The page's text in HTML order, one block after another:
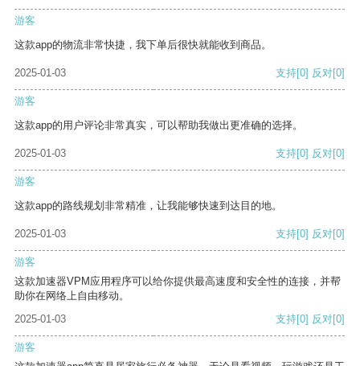
游客
这款app的物流非常快捷，我下单后很快就能收到商品。
2025-01-03 支持[0] 反对[0]
游客
这款app的用户评论非常真实，可以帮助我做出更准确的选择。
2025-01-03 支持[0] 反对[0]
游客
这款app的路线规划非常精准，让我能够快速到达目的地。
2025-01-03 支持[0] 反对[0]
游客
这款加速器VPM应用程序可以给你提供最高速度和安全性的连接，并帮
助你在网络上自由移动。
2025-01-03
支持[0] 反对[0]
游客